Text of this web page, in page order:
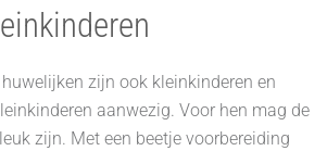
zijn ook kleinkinderen en
aanwezig. Voor hen mag de
zijn. Met een beetje voorbereiding